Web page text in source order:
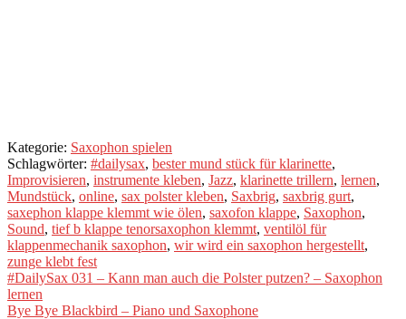
Kategorie: Saxophon spielen
Schlagwörter: #dailysax, bester mund stück für klarinette,
Improvisieren, instrumente kleben, Jazz, klarinette trillern, lernen,
Mundstück, online, sax polster kleben, Saxbrig, saxbrig gurt,
saxephon klappe klemmt wie ölen, saxofon klappe, Saxophon,
Sound, tief b klappe tenorsaxophon klemmt, ventilöl für
klappenmechanik saxophon, wir wird ein saxophon hergestellt,
zunge klebt fest
Beitragsnavigation
Vorheriger
Beitrag:
#DailySax 031 – Kann man auch die Polster putzen? – Saxophon
lernen
Nächster
Bye Bye Blackbird – Piano und Saxophone